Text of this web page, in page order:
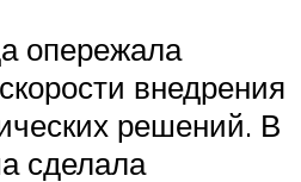
опережала
внедрения
решений. В
сделала